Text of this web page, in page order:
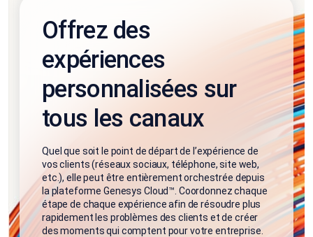
Offrez des
expériences
personnalisées sur
tous les canaux
Quel que soit le point de départ de l’expérience de
vos clients (réseaux sociaux, téléphone, site web,
etc.), elle peut être entièrement orchestrée depuis
la plateforme Genesys Cloud™. Coordonnez chaque
étape de chaque expérience afin de résoudre plus
rapidement les problèmes des clients et de créer
des moments qui comptent pour votre entreprise.